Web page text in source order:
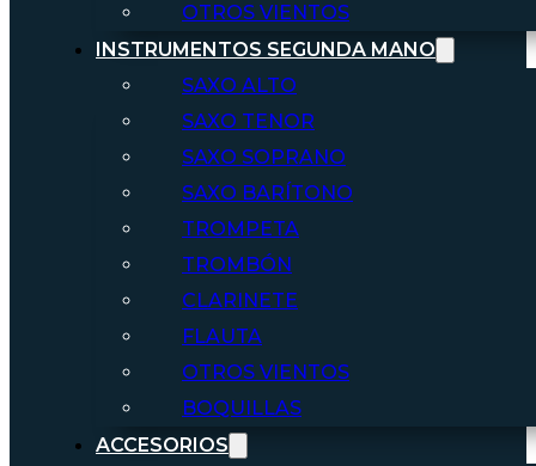
OTROS VIENTOS
INSTRUMENTOS SEGUNDA MANO
SAXO ALTO
SAXO TENOR
SAXO SOPRANO
SAXO BARÍTONO
TROMPETA
TROMBÓN
CLARINETE
FLAUTA
OTROS VIENTOS
BOQUILLAS
ACCESORIOS